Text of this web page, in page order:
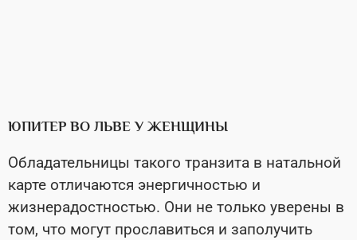
ЮПИТЕР ВО ЛЬВЕ У ЖЕНЩИНЫ
Обладательницы такого транзита в натальной
карте отличаются энергичностью и
жизнерадостностью. Они не только уверены в
том, что могут прославиться и заполучить